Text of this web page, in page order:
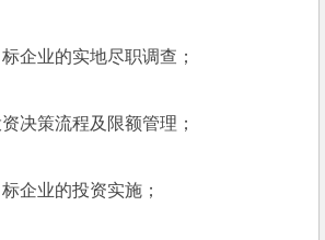
业的实地尽职调查；
策流程及限额管理；
业的投资实施；